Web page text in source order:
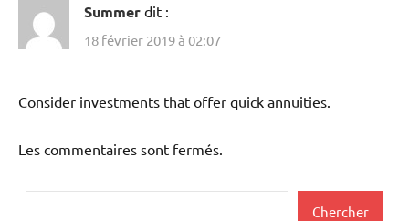
Summer dit :
18 février 2019 à 02:07
Consider investments that offer quick annuities.
Les commentaires sont fermés.
Chercher